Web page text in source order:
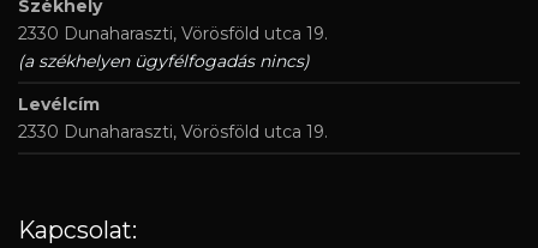
Székhely
2330 Dunaharaszti, Vörösföld utca 19.
(a székhelyen ügyfélfogadás nincs)
Levélcím
2330 Dunaharaszti, Vörösföld utca 19.
Kapcsolat: